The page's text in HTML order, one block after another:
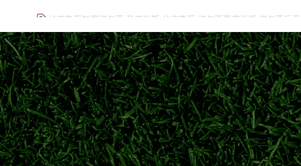
拉克鲁瓦加盟切尔西 马克尚斯·拉克鲁瓦 切尔西夏窗引援 切尔西后卫
北京时间、参赛球队、总轮次汇
布，国内观赛北京时间、参赛球队、国家队休赛、圣诞休赛一文看懂。
意甲新赛季开赛日期 2026/27意甲赛程节点 意甲升班马 意甲
期合约锁定至2031年
，约什科·格瓦迪奥尔长留伊蒂哈德，合同至2031年，稳固曼城后防核心阵容。